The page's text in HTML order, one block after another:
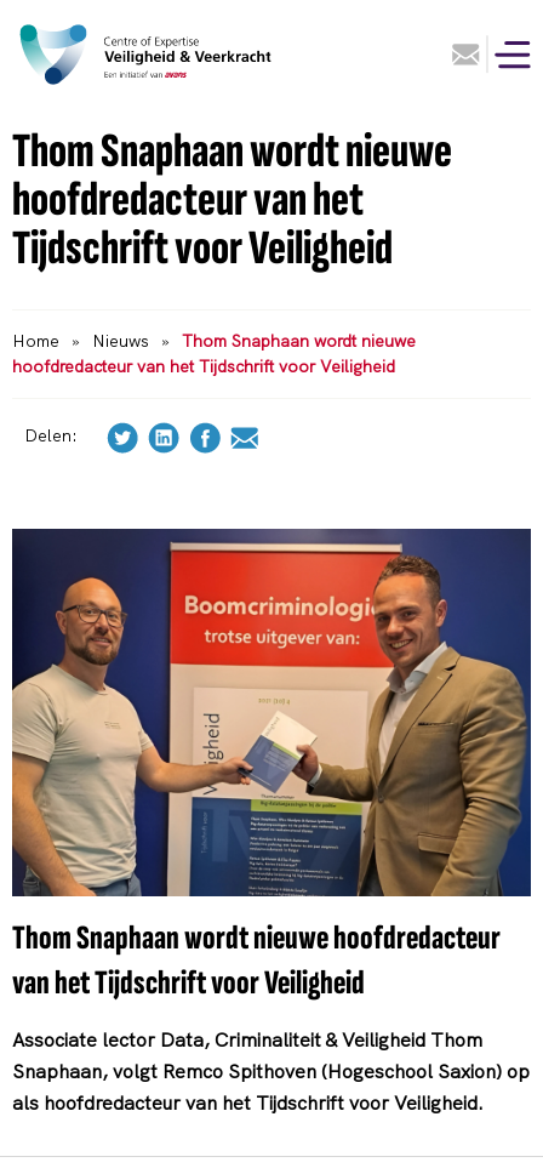
Thom Snaphaan wordt nieuwe
hoofdredacteur van het
Tijdschrift voor Veiligheid
Home » Nieuws »
Thom Snaphaan wordt nieuwe
hoofdredacteur van het Tijdschrift voor Veiligheid
Delen:
Thom Snaphaan wordt nieuwe hoofdredacteur
van het Tijdschrift voor Veiligheid
Associate lector Data, Criminaliteit & Veiligheid Thom
Snaphaan, volgt Remco Spithoven (Hogeschool Saxion) op
als hoofdredacteur van het Tijdschrift voor Veiligheid.